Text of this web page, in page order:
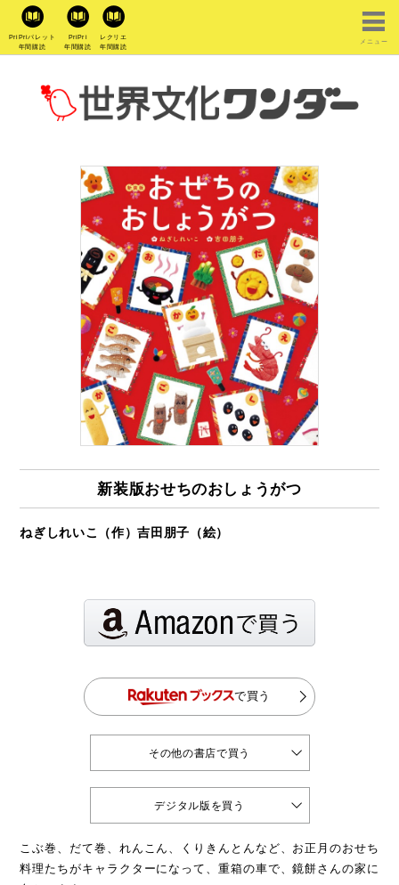
PriPriパレット
年間購読
PriPri
年間購読
レクリエ
年間購読
メニュー
新装版おせちのおしょうがつ
ねぎしれいこ（作）吉田朋子（絵）
で買う
その他の書店で買う
デジタル版を買う
こぶ巻、だて巻、れんこん、くりきんとんなど、お正月のおせち
料理たちがキャラクターになって、重箱の車で、鏡餅さんの家に